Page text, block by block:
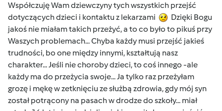
Współczuję Wam dziewczyny tych wszystkich przejść
dotyczących dzieci i kontaktu z lekarzami
Dzięki Bogu
jakoś nie miałam takich przeżyć, a to co było to pikuś przy
Waszych problemach... Chyba każdy musi przejść jakieś
trudności, bo one między innymi, kształtują nasz
charakter... Jeśli nie choroby dzieci, to coś innego -ale
każdy ma do przeżycia swoje... Ja tylko raz przeżyłam
grozę i mękę w zetknięciu ze służbą zdrowia, gdy mój syn
został potrącony na pasach w drodze do szkoły... miał